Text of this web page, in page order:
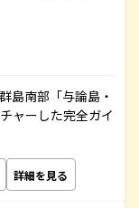
島南部「与論島・
ャーした完全ガイ
詳細を見る